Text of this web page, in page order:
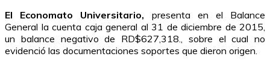
El Economato Universitario, presenta en el Balance
General la cuenta caja general al 31 de diciembre de 2015,
un balance negativo de RD$627,318., sobre el cual no
evidenció las documentaciones soportes que dieron origen.